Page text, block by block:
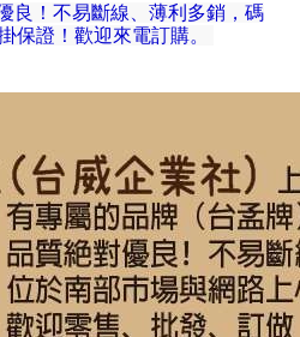
良！不易斷線、薄利多銷，碼
保證！歡迎來電訂購。